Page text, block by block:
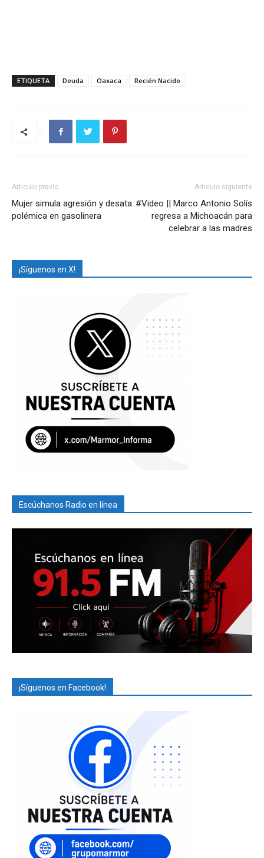
ETIQUETA Deuda Oaxaca Recién Nacido
Artículo previo
Mujer simula agresión y desata
polémica en gasolinera
Artículo siguiente
#Video || Marco Antonio Solís
regresa a Michoacán para
celebrar a las madres
¡Síguenos en X!
Escúchanos Radio en línea
¡Síguenos en Facebook!